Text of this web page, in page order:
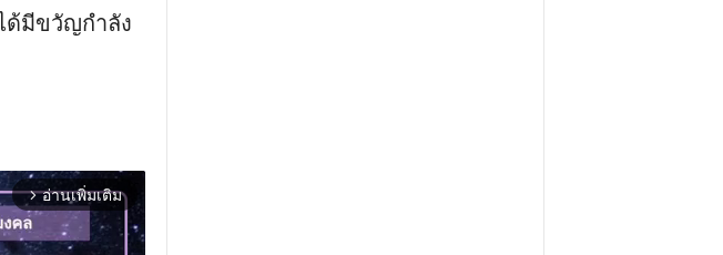
ด้มีขวัญกำลัง
arrow_forward_ios อ่านเพิ่มเติม